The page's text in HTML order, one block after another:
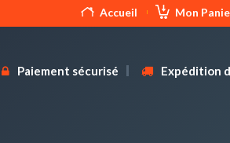
Accueil Mon
Paiement sécurisé Expédition